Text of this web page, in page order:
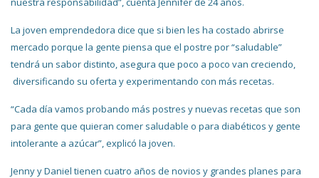
La joven emprendedora dice que si bien les ha costado abrirse
mercado porque la gente piensa que el postre por “saludable”
tendrá un sabor distinto, asegura que poco a poco van creciendo,
diversificando su oferta y experimentando con más recetas.
“Cada día vamos probando más postres y nuevas recetas que son
para gente que quieran comer saludable o para diabéticos y gente
intolerante a azúcar”, explicó la joven.
Jenny y Daniel tienen cuatro años de novios y grandes planes para